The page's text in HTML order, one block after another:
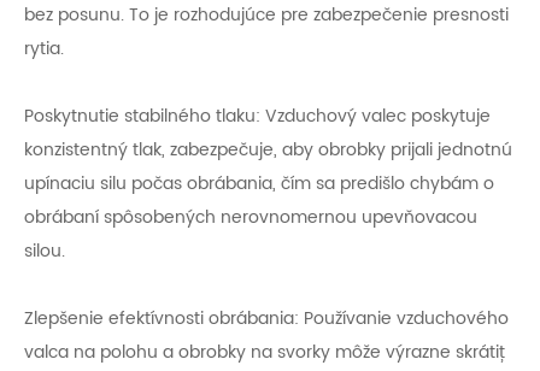
bez posunu. To je rozhodujúce pre zabezpečenie presnosti
rytia.
Poskytnutie stabilného tlaku: Vzduchový valec poskytuje
konzistentný tlak, zabezpečuje, aby obrobky prijali jednotnú
upínaciu silu počas obrábania, čím sa predišlo chybám o
obrábaní spôsobených nerovnomernou upevňovacou
silou.
Zlepšenie efektívnosti obrábania: Používanie vzduchového
valca na polohu a obrobky na svorky môže výrazne skrátiť